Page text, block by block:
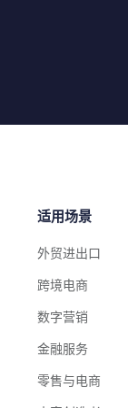
适用场景
外贸进出口
跨境电商
数字营销
金融服务
零售与电商